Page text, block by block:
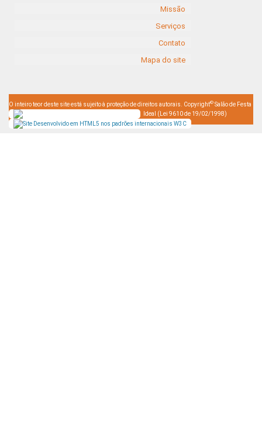
Missão
Serviços
Contato
Mapa do site
O inteiro teor deste site está sujeito à proteção de direitos autorais. Copyright© Salão de Festa
Ideal (Lei 9610 de 19/02/1998)